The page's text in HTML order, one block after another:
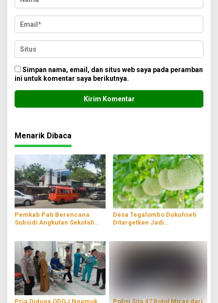
Simpan nama, email, dan situs web saya pada peramban
ini untuk komentar saya berikutnya.
Menarik Dibaca
Pemkab Pati Berencana
Subsidi Angkutan Sekolah
Desa Tegalombo Dukuhseti
Ditargetkan Jadi
Pria Diduga ODGJ Ngamuk Polisi Sita 47 Botol Miras dari